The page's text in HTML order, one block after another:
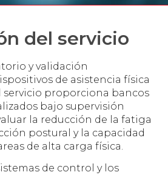
del servicio
y validación
de asistencia física
servicio proporciona bancos
bajo supervisión
la reducción de la fatiga
postural y la capacidad
de alta carga física.
de control y los